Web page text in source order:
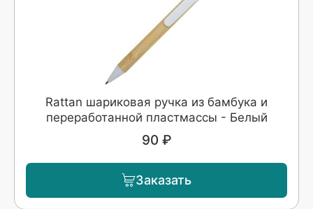
Rattan шариковая ручка из бамбука и
переработанной пластмассы - Белый
90 ₽
Заказать